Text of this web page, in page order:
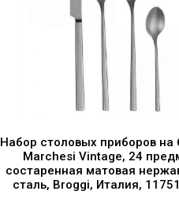
Набор столовых приборов на
Marchesi Vintage, 24
состаренная матовая
сталь, Broggi, Италия,